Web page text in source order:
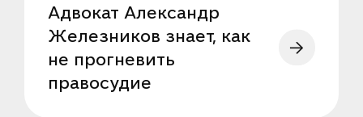
Адвокат Александр
Железников знает, как
не прогневить
правосудие